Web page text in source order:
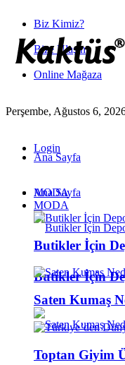
Biz Kimiz?
Bize Ulaşın
Online Mağaza
Perşembe, Ağustos 6,
Login
Ana Sayfa
MODA
Butikler İçin
Ana Sayfa
MODA
Butikler İçin
Saten Kumaş
Toptan Giyim